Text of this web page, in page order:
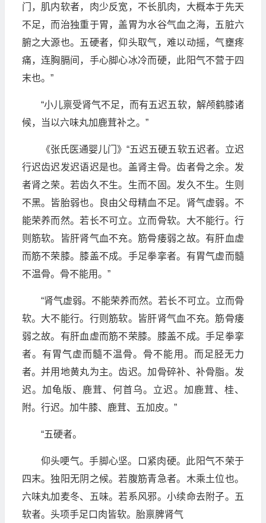
门，肌内软者，肉少反宽，不长肌肉，大概本于先天
不足，而治独重于胃，盖胃为水谷气血之海，五脏六
腑之大源也。五硬者，仰头取气，难以动摇，气壅疼
痛，连胸膈间，手心脚心冰冷而硬，此阳气不营于四
末也。”
“小儿禀受肾气不足，而有五迟五软，解颅鹤膝诸
候，当以六味丸加鹿茸补之。”
《张氏医通婴儿门》“五迟五硬五软五迟者。立迟
行迟齿迟发迟语迟是也。盖肾主骨。齿者骨之余。发
者肾之荣。若齿久不生。生而不固。发久不生。生则
不黑。皆胎弱也。良由父母精血不足。肾气虚弱。不
能荣养而然。若长不可立。立而骨软。大不能行。行
则筋软。皆肝肾气血不充。筋骨痿弱之故。有肝血虚
而筋不荣膝。膝盖不成。手足拳挛者。有胃气虚而髓
不温骨。骨不能用。”
“肾气虚弱。不能荣养而然。若长不可立。立而骨
软。大不能行。行则筋软。皆肝肾气血不充。筋骨痿
弱之故。有肝血虚而筋不荣膝。膝盖不成。手足拳挛
者。有胃气虚而髓不温骨。骨不能用。而足胫无力
者。并用地黄丸为主。齿迟。加骨碎补、补骨脂。发
迟。加龟版、鹿茸、何首乌。立迟。加鹿茸、桂、
附。行迟。加牛膝、鹿茸、五加皮。”
“五硬者。
仰头哽气。手脚心坚。口紧肉硬。此阳气不荣于
四末。独阳无阴之候。若腹筋青急者。木乘土位也。
六味丸加麦冬、五味。若系风邪。小续命去附子。五
软者。头项手足口肉皆软。胎禀脾肾气